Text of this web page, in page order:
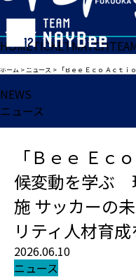
HOMETICKETMATCH
ホーム >ニュース > 「Ｂｅｅ Ｅｃｏ Ａｃｔｉｏｎ！」気候
NEWS
ニュース
「Ｂｅｅ Ｅｃ
候変動を学ぶ
施 サッカーの
リティ人材育
2026.06.10
ニュース